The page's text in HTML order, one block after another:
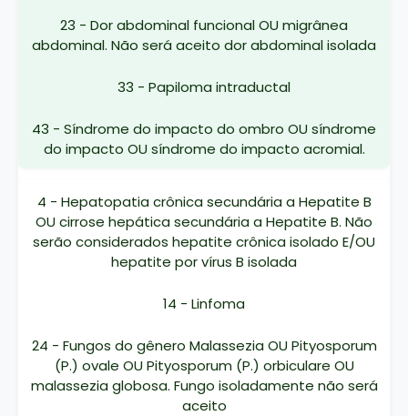
23 - Dor abdominal funcional OU migrânea
abdominal. Não será aceito dor abdominal isolada
33 - Papiloma intraductal
43 - Síndrome do impacto do ombro OU síndrome
do impacto OU síndrome do impacto acromial.
4 - Hepatopatia crônica secundária a Hepatite B
OU cirrose hepática secundária a Hepatite B. Não
serão considerados hepatite crônica isolado E/OU
hepatite por vírus B isolada
14 - Linfoma
24 - Fungos do gênero Malassezia OU Pityosporum
(P.) ovale OU Pityosporum (P.) orbiculare OU
malassezia globosa. Fungo isoladamente não será
aceito